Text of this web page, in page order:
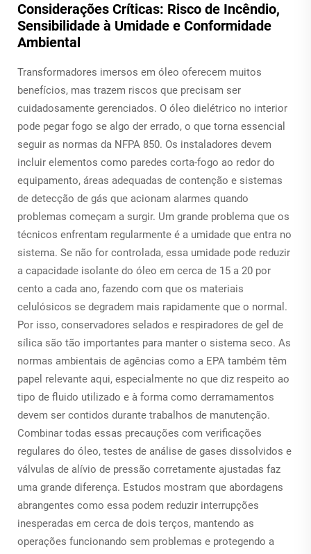
Considerações Críticas: Risco de Incêndio,
Sensibilidade à Umidade e Conformidade
Ambiental
Transformadores imersos em óleo oferecem muitos
benefícios, mas trazem riscos que precisam ser
cuidadosamente gerenciados. O óleo dielétrico no interior
pode pegar fogo se algo der errado, o que torna essencial
seguir as normas da NFPA 850. Os instaladores devem
incluir elementos como paredes corta-fogo ao redor do
equipamento, áreas adequadas de contenção e sistemas
de detecção de gás que acionam alarmes quando
problemas começam a surgir. Um grande problema que os
técnicos enfrentam regularmente é a umidade que entra no
sistema. Se não for controlada, essa umidade pode reduzir
a capacidade isolante do óleo em cerca de 15 a 20 por
cento a cada ano, fazendo com que os materiais
celulósicos se degradem mais rapidamente que o normal.
Por isso, conservadores selados e respiradores de gel de
sílica são tão importantes para manter o sistema seco. As
normas ambientais de agências como a EPA também têm
papel relevante aqui, especialmente no que diz respeito ao
tipo de fluido utilizado e à forma como derramamentos
devem ser contidos durante trabalhos de manutenção.
Combinar todas essas precauções com verificações
regulares do óleo, testes de análise de gases dissolvidos e
válvulas de alívio de pressão corretamente ajustadas faz
uma grande diferença. Estudos mostram que abordagens
abrangentes como essa podem reduzir interrupções
inesperadas em cerca de dois terços, mantendo as
operações funcionando sem problemas e protegendo a